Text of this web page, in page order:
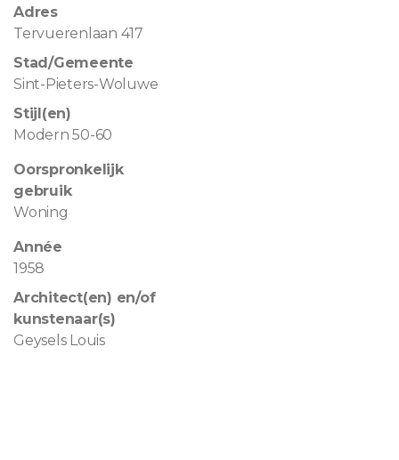
Adres
Tervuerenlaan 417
Stad/Gemeente
Sint-Pieters-Woluwe
Stijl(en)
Modern 50-60
Oorspronkelijk
gebruik
Woning
Année
1958
Architect(en) en/of
kunstenaar(s)
Geysels Louis